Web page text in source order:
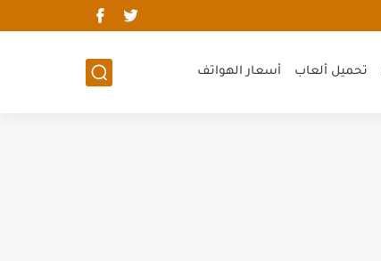
تحميل ألعاب أسعار الهواتف